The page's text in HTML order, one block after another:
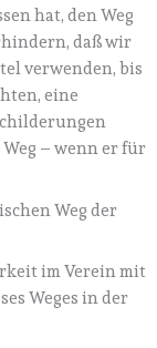
hat, den Weg
daß wir
verwenden, bis
eine
– wenn er für
Weg der
im Verein mit
Weges in der